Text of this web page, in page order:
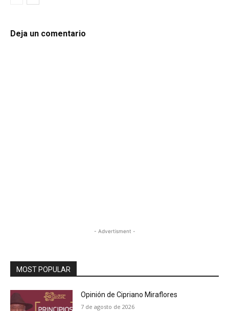
Deja un comentario
- Advertisment -
MOST POPULAR
Opinión de Cipriano Miraflores
7 de agosto de 2026